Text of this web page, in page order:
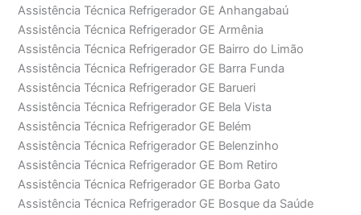
Assistência Técnica Refrigerador GE Anhangabaú
Assistência Técnica Refrigerador GE Armênia
Assistência Técnica Refrigerador GE Bairro do Limão
Assistência Técnica Refrigerador GE Barra Funda
Assistência Técnica Refrigerador GE Barueri
Assistência Técnica Refrigerador GE Bela Vista
Assistência Técnica Refrigerador GE Belém
Assistência Técnica Refrigerador GE Belenzinho
Assistência Técnica Refrigerador GE Bom Retiro
Assistência Técnica Refrigerador GE Borba Gato
Assistência Técnica Refrigerador GE Bosque da Saúde